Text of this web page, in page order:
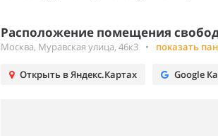
Расположение помещения
Москва, Муравская улица, 46к3 • показать
Открыть в Яндекс.Картах Google